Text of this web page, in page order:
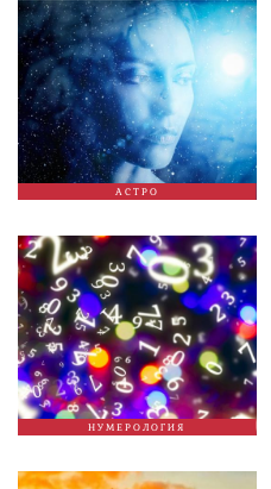
АСТРО
НУМЕРОЛОГИЯ